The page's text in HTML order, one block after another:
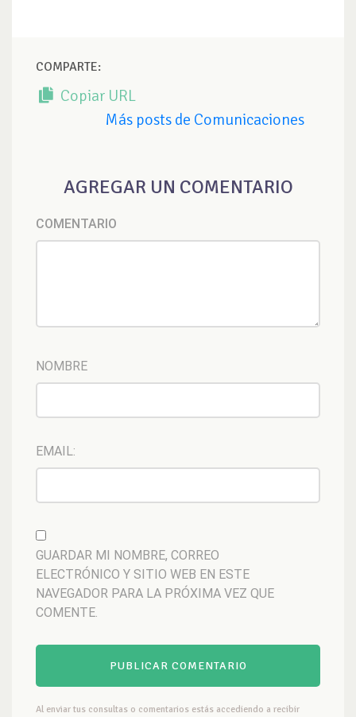
COMPARTE:
Copiar URL
Más posts de Comunicaciones
AGREGAR UN COMENTARIO
COMENTARIO
NOMBRE
EMAIL:
GUARDAR MI NOMBRE, CORREO
ELECTRÓNICO Y SITIO WEB EN ESTE
NAVEGADOR PARA LA PRÓXIMA VEZ QUE
COMENTE.
Al enviar tus consultas o comentarios estás accediendo a recibir